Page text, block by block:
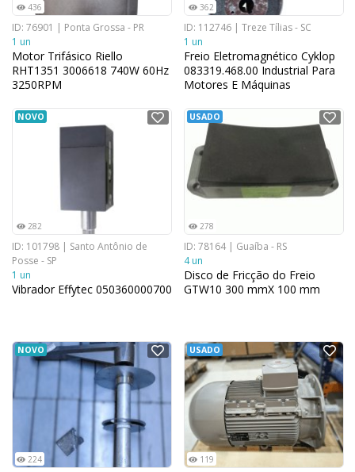
436
ID: 76901 | Ponta Grossa - PR
1 un
Motor Trifásico Riello
RHT1351 3006618 740W 60Hz
3250RPM
362
ID: 112746 | Treze Tílias - SC
1 un
Freio Eletromagnético Cyklop
083319.468.00 Industrial Para
Motores E Máquinas
NOVO
282
ID: 101798 | Santo Antônio de
Posse - SP
1 un
Vibrador Effytec 050360000700
USADO
278
ID: 78164 | Guaíba - RS
4 un
Disco de Fricção do Freio
GTW10 300 mmX 100 mm
NOVO
224
USADO
119